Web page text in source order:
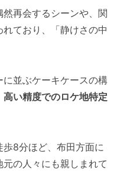
然再会するシーンや、関
ており、「静けさの中
並ぶケーキケースの構
高い精度でのロケ地特定
8分ほど、布田方面に
の人々にも親しまれて